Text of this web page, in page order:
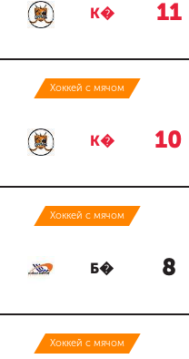
К� 11
Хоккей с мячом
К� 10
Хоккей с мячом
Б� 8
Хоккей с мячом